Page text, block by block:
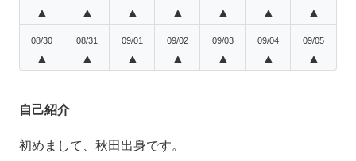
▲ ▲ ▲ ▲ ▲ ▲ ▲
08/30
▲
08/31
▲
09/01
▲
09/02
▲
09/03
▲
09/04
▲
09/05
▲
自己紹介
初めまして、秋田出身です。